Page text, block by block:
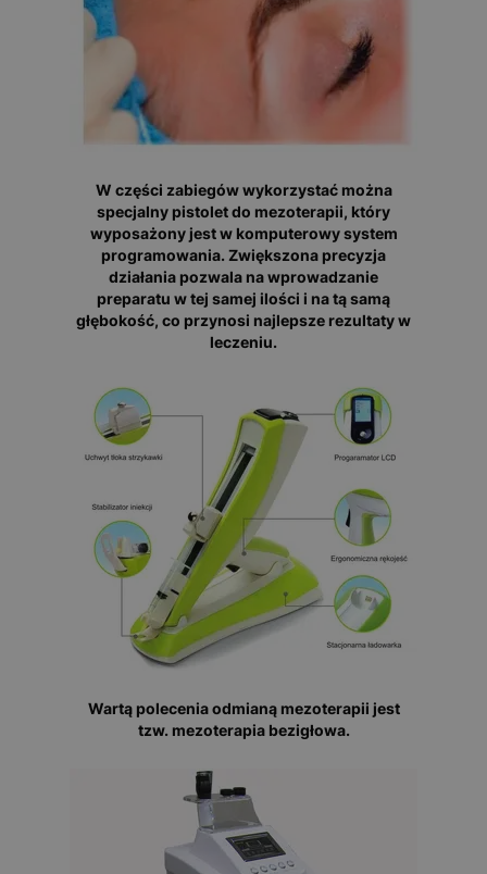
W części zabiegów wykorzystać można
specjalny pistolet do mezoterapii, który
wyposażony jest w komputerowy system
programowania. Zwiększona precyzja
działania pozwala na wprowadzanie
preparatu w tej samej ilości i na tą samą
głębokość, co przynosi najlepsze rezultaty w
leczeniu.
Wartą polecenia odmianą mezoterapii jest
tzw. mezoterapia bezigłowa.